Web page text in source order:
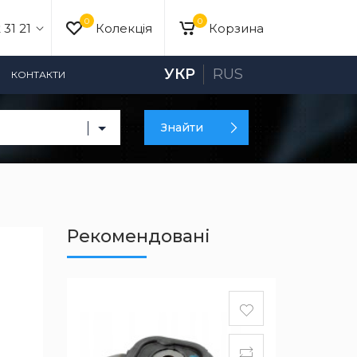
0 Корзина
21 0 Колекція
КОНТАКТИ УКР RUS
Знайти
Рекомендовані